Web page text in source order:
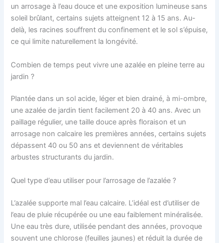
un arrosage à l’eau douce et une exposition lumineuse sans
soleil brûlant, certains sujets atteignent 12 à 15 ans. Au-
delà, les racines souffrent du confinement et le sol s’épuise,
ce qui limite naturellement la longévité.
Combien de temps peut vivre une azalée en pleine terre au
jardin ?
Plantée dans un sol acide, léger et bien drainé, à mi-ombre,
une azalée de jardin tient facilement 20 à 40 ans. Avec un
paillage régulier, une taille douce après floraison et un
arrosage non calcaire les premières années, certains sujets
dépassent 40 ou 50 ans et deviennent de véritables
arbustes structurants du jardin.
Quel type d’eau utiliser pour l’arrosage de l’azalée ?
L’azalée supporte mal l’eau calcaire. L’idéal est d’utiliser de
l’eau de pluie récupérée ou une eau faiblement minéralisée.
Une eau très dure, utilisée pendant des années, provoque
souvent une chlorose (feuilles jaunes) et réduit la durée de